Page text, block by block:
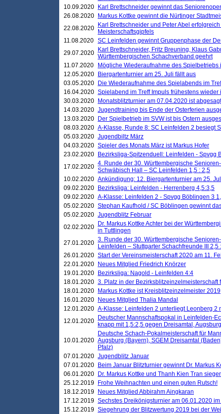
10.09.2020
Karl Brettschneider gewinnt das
26.08.2020
Markus Kottke gewinnt die Nürtinger
22.08.2020
Karl Brettschneider und Peter Abel
Meisterschaftsgipfels
11.08.2020 SC Leinfelden gewinnt Gruppenphase der
29.07.2020
Karl Brettschneider, Fritz Breuning, Klaus
Württembergischen Schachverband geehrt
11.07.2020
Mögliche Wiederaufnahme des Spielbetriebs
12.05.2020
Biergartenturnier am 25. Juli fällt aus
03.05.2020
Die Wiederaufnahme des Spielabends im
16.04.2020 Spielabend im Treff Impuls frühestens wieder
30.03.2020
Monatsblitzturnier am 07.04.2020 ist abgesagt
14.03.2020 Jugendtraining bis Ende der Osterferien
13.03.2020
Der Spielbetrieb im SVW ist bis Ostern
08.03.2020 A-Klasse, Runde 8: SC Leinfelden 2 besiegt
05.03.2020 Jugendbiltz März
04.03.2020 Spieler des Monats März ist Markus Hofer
23.02.2020
Bezirksliga-Spitzenduell: Leinfelden - Spvgg
17.02.2020 4. Runde der 30. Württembergische
Schwäbisch Hall – SC Leinfelden 1,5 : 2,5
10.02.2020 Ankündigung: 12. Biergartenturnier am 25.
09.02.2020
Bezirksliga: Leinfelden - Herrenberg 4,5:3,5
09.02.2020 A-Klasse: Leinfelden 2 - Spvgg Böblingen 3
05.02.2020 Stephan Kaufhold / SC Böblingen gewinnt
05.02.2020 Jugendblitz Februar
02.02.2020
Dr. Markus Kottke Achter bei der
in Tuttlingen
27.01.2020 3. Runde der 30. Württembergische
Leinfelden – Stuttgarter Schachfreunde III 2,5
26.01.2020 Start der Vereinsmeisterschaft 2020 am 11.
22.01.2020
Neues Mitglied Friedrich Knörzer
19.01.2020
Bezirksliga: Nagold - Leinfelden 4:4
18.01.2020 3. Platz in der Bezirksblitzeinzelmeisterschaft
18.01.2020
Markus Kottke ist Kreisblitzeinzelmeister 2019
16.01.2020
Neues Mitglied Thalia Mandal
12.01.2020 A-Klasse: Leinfelden 2 unterliegt Leonberg 2
12.01.2020
Deutscher Mannschaftspokal in Leinfelden-
knapp mit 1,5:2,5 gegen Dreisamtal,
10.01.2020
Deutsche Schach-Pokalmeisterschaft für
Augsburg (Bayern), SGEM Dreisamtal
Pfalz)
07.01.2020 Jugendblitz Januar
07.01.2020
Beim Januar Blitzturnier gewinnt Dr. Markus
06.01.2020
Dr. Markus Kottke und Thanh Kien Tran
25.12.2019
Frohe Weihnachten und einen guten Rutsch!
18.12.2019
Neues Mitglied Abbirahm Aingkaran
17.12.2019 Sechstes Dreikönigsturnier am 06.01.2020
15.12.2019 Siegehrung der Blitzwertung 2019 bei der